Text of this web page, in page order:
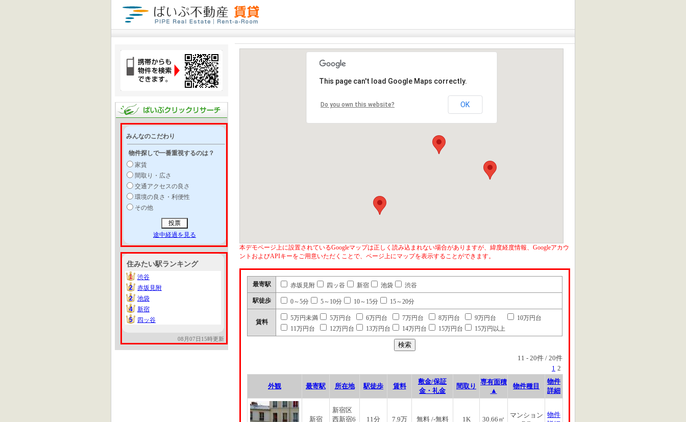
みんなのこだわり
物件探しで一番重視するのは？
家賃
間取り・広さ
交通アクセスの良さ
環境の良さ・利便性
その他
途中経過を見る
住みたい駅ランキング
1
1
渋谷
2
2
赤坂見附
2
2
池袋
4
4
新宿
5
5 四ッ谷
08月07日15時更新
This page can't load Google Maps correctly.
Do you own this website? OK
本デモページ上に設置されているGoogleマップは正しく読み込まれない場合がありますが、緯度経度情報、Googleアカウ
ントおよびAPIキーをご用意いただくことで、ページ上にマップを表示することができます。
最寄駅 赤坂見附 四ッ谷 新宿 池袋 渋谷
駅徒歩 0～5分 5～10分 10～15分 15～20分
賃料
5万円未満 5万円台 6万円台 7万円台 8万円台 9万円台
10万円台
11万円台
12万円台 13万円台 14万円台 15万円台 15万円以上
11 - 20件 / 20件
1 2
外観 最寄駅 所在地 駅徒歩 賃料
敷金/保証
金・礼金
間取り
専有面積
▲
物件種目
物件
詳細
新宿
新宿区
西新宿6
11分 7.9万 無料 /-無料 1K 30.66㎡
マンション 物件